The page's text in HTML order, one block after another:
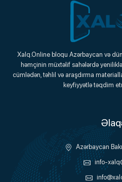
Onlayn
Xalq.Online bloqu Azərbaycan və
həmçinin müxtəlif sahələrdə
cümlədən, təhlil və araşdırma
keyfiyyətlə təqdim
Azərbaycan
info-